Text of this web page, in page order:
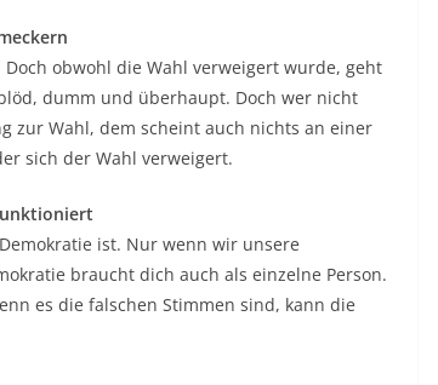
obwohl die Wahl verweigert wurde, geht
dumm und überhaupt. Doch wer nicht
zur Wahl, dem scheint auch nichts an einer
sich der Wahl verweigert.
ist. Nur wenn wir unsere
braucht dich auch als einzelne Person.
es die falschen Stimmen sind, kann die